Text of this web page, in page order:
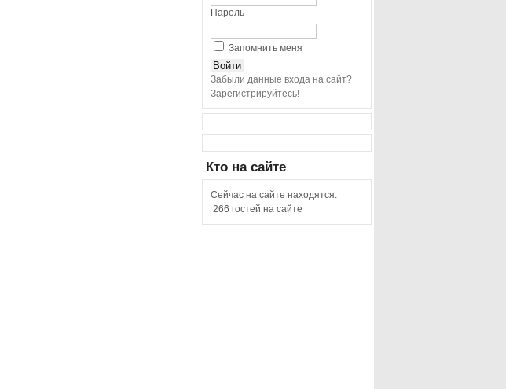
Пароль
Запомнить меня
Забыли данные входа на сайт?
Зарегистрируйтесь!
Кто на сайте
Сейчас на сайте находятся:
266 гостей на сайте